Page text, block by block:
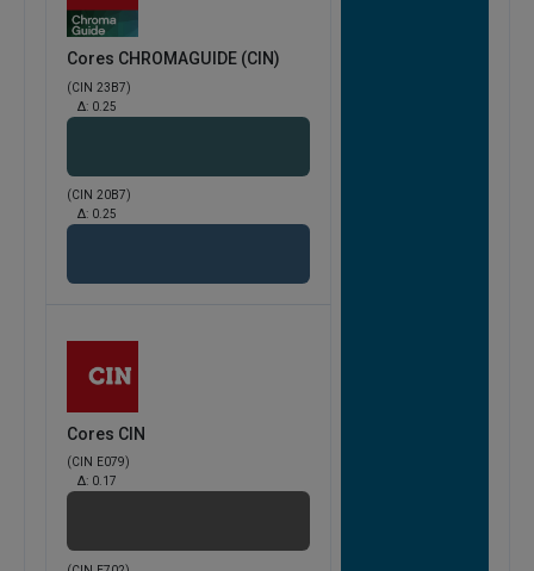
Cores CHROMAGUIDE (CIN)
(CIN 23B7)
Δ: 0.25
(CIN 20B7)
Δ: 0.25
Cores CIN
(CIN E079)
Δ: 0.17